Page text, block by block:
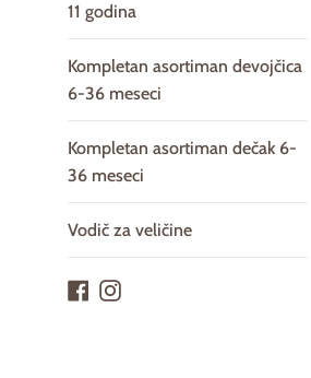
11 godina
Kompletan asortiman devojčica
6-36 meseci
Kompletan asortiman dečak 6-
36 meseci
Vodič za veličine
Facebook
Instagram